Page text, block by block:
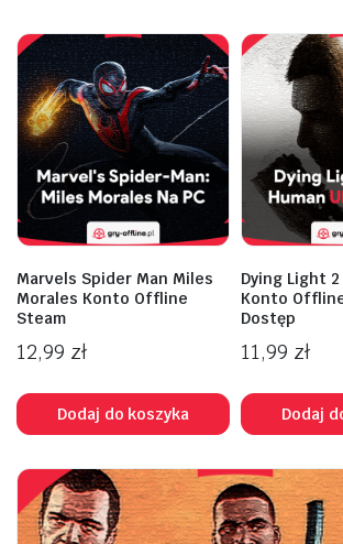
Marvels Spider Man Miles
Morales Konto Offline
Steam
12,99 zł
Dodaj do koszyka
Dying Light
Konto
Dostęp
11,99 zł
Dodaj